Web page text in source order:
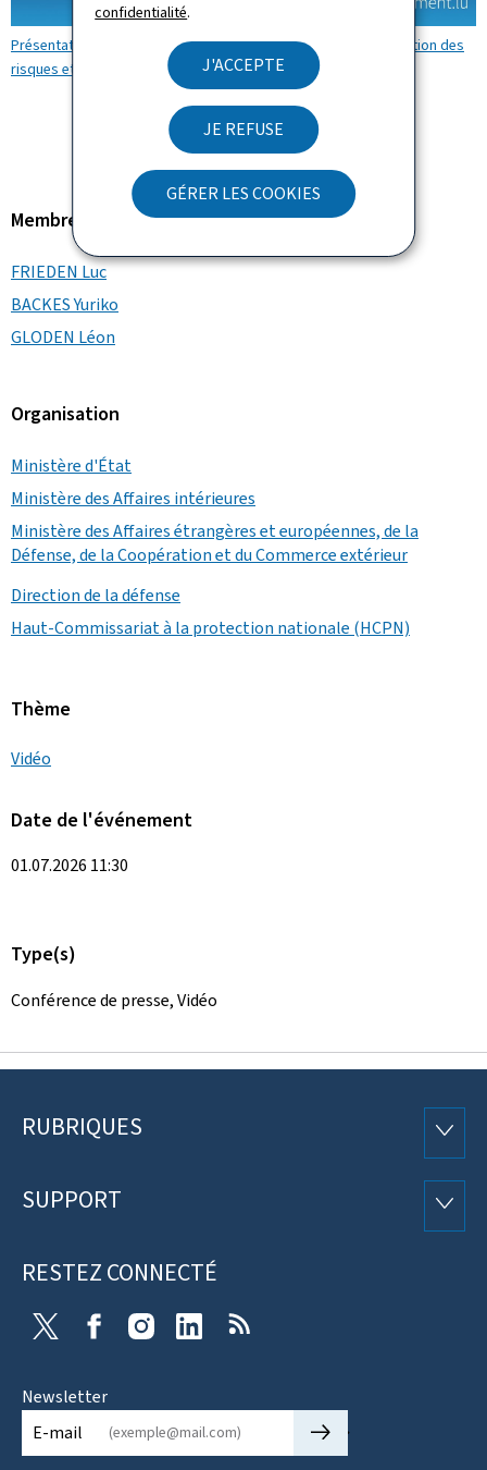
confidentialité.
J'ACCEPTE
JE REFUSE
GÉRER LES COOKIES
Présentation des résultats de l’enquête nationale sur la perception des
risques et menaces (Vidéo YouTube)
Membre du gouvernement
FRIEDEN Luc
BACKES Yuriko
GLODEN Léon
Organisation
Ministère d'État
Ministère des Affaires intérieures
Ministère des Affaires étrangères et européennes, de la
Défense, de la Coopération et du Commerce extérieur
Direction de la défense
Haut-Commissariat à la protection nationale (HCPN)
Thème
Vidéo
Date de l'événement
01.07.2026 11:30
Type(s)
Conférence de presse, Vidéo
Pied
page
RUBRIQUES
SUPPORT
RESTEZ CONNECTÉ
FacebookInstagramLinkedin
Newsletter
E-mail
🡒